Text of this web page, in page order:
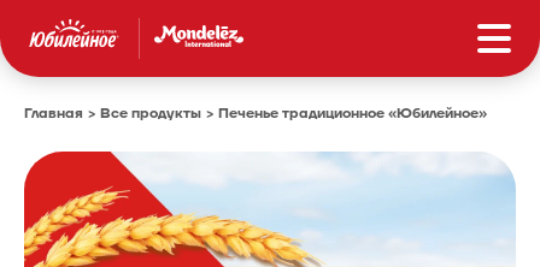
Главная Все продукты Печенье традиционное «Юбилейное»